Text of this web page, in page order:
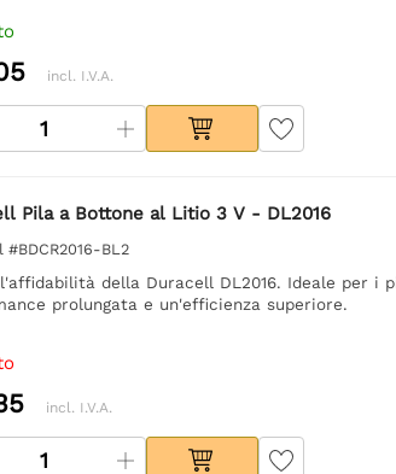
incl. I.V.A.
Pila a Bottone al Litio 3 V - DL2016
#BDCR2016-BL2
della Duracell DL2016. Ideale per
prolungata e un'efficienza superiore.
incl. I.V.A.